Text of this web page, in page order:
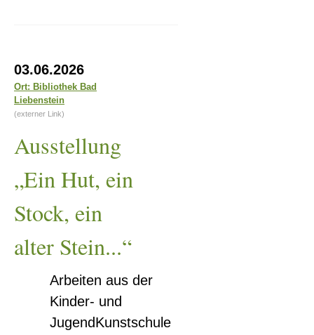
03.06.2026
Ort: Bibliothek Bad
Liebenstein
(externer Link)
Ausstellung
„Ein Hut, ein
Stock, ein
alter Stein...“
Arbeiten aus der
Kinder- und
JugendKunstschule